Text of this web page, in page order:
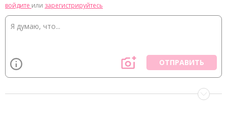
войдите или зарегистрируйтесь
ОТПРАВИТЬ